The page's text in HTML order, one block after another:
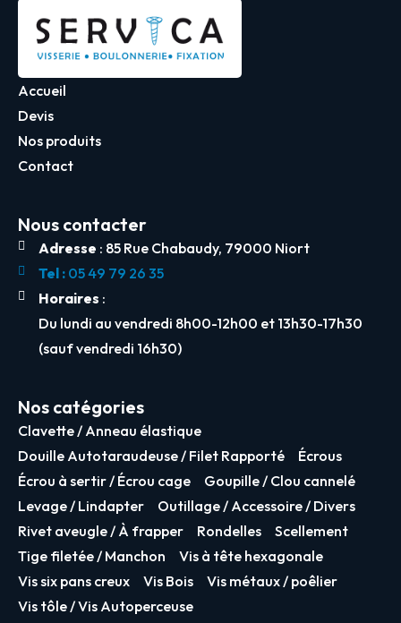
Accueil
Devis
Nos produits
Contact
Nous contacter
Adresse : 85 Rue Chabaudy, 79000 Niort
Tel :05 49 79 26 35
Horaires :
Du lundi au vendredi 8h00-12h00 et 13h30-17h30
(sauf vendredi 16h30)
Nos catégories
Clavette / Anneau élastique
Douille Autotaraudeuse / Filet Rapporté
Écrous
Écrou à sertir / Écrou cage
Goupille / Clou cannelé
Levage / Lindapter
Outillage / Accessoire / Divers
Rivet aveugle / À frapper
Rondelles
Scellement
Tige filetée / Manchon
Vis à tête hexagonale
Vis six pans creux
Vis Bois
Vis métaux / poêlier
Vis tôle / Vis Autoperceuse